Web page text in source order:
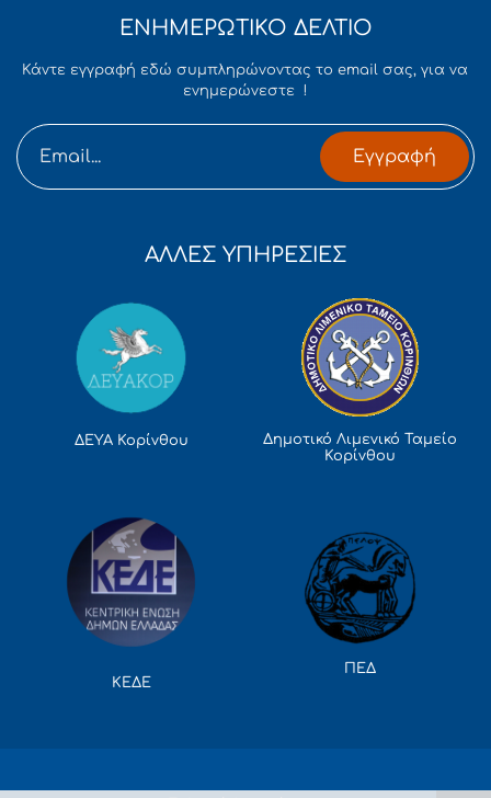
ΕΝΗΜΕΡΩΤΙΚΟ ΔΕΛΤΙΟ
Κάντε εγγραφή εδώ συμπληρώνοντας το email σας, για να
ενημερώνεστε !
Εγγραφή
ΑΛΛΕΣ ΥΠΗΡΕΣΙΕΣ
ΔΕΥΑ Κορίνθου
Δημοτικό Λιμενικό Ταμείο
Κορίνθου
ΚΕΔΕ
ΠΕΔ